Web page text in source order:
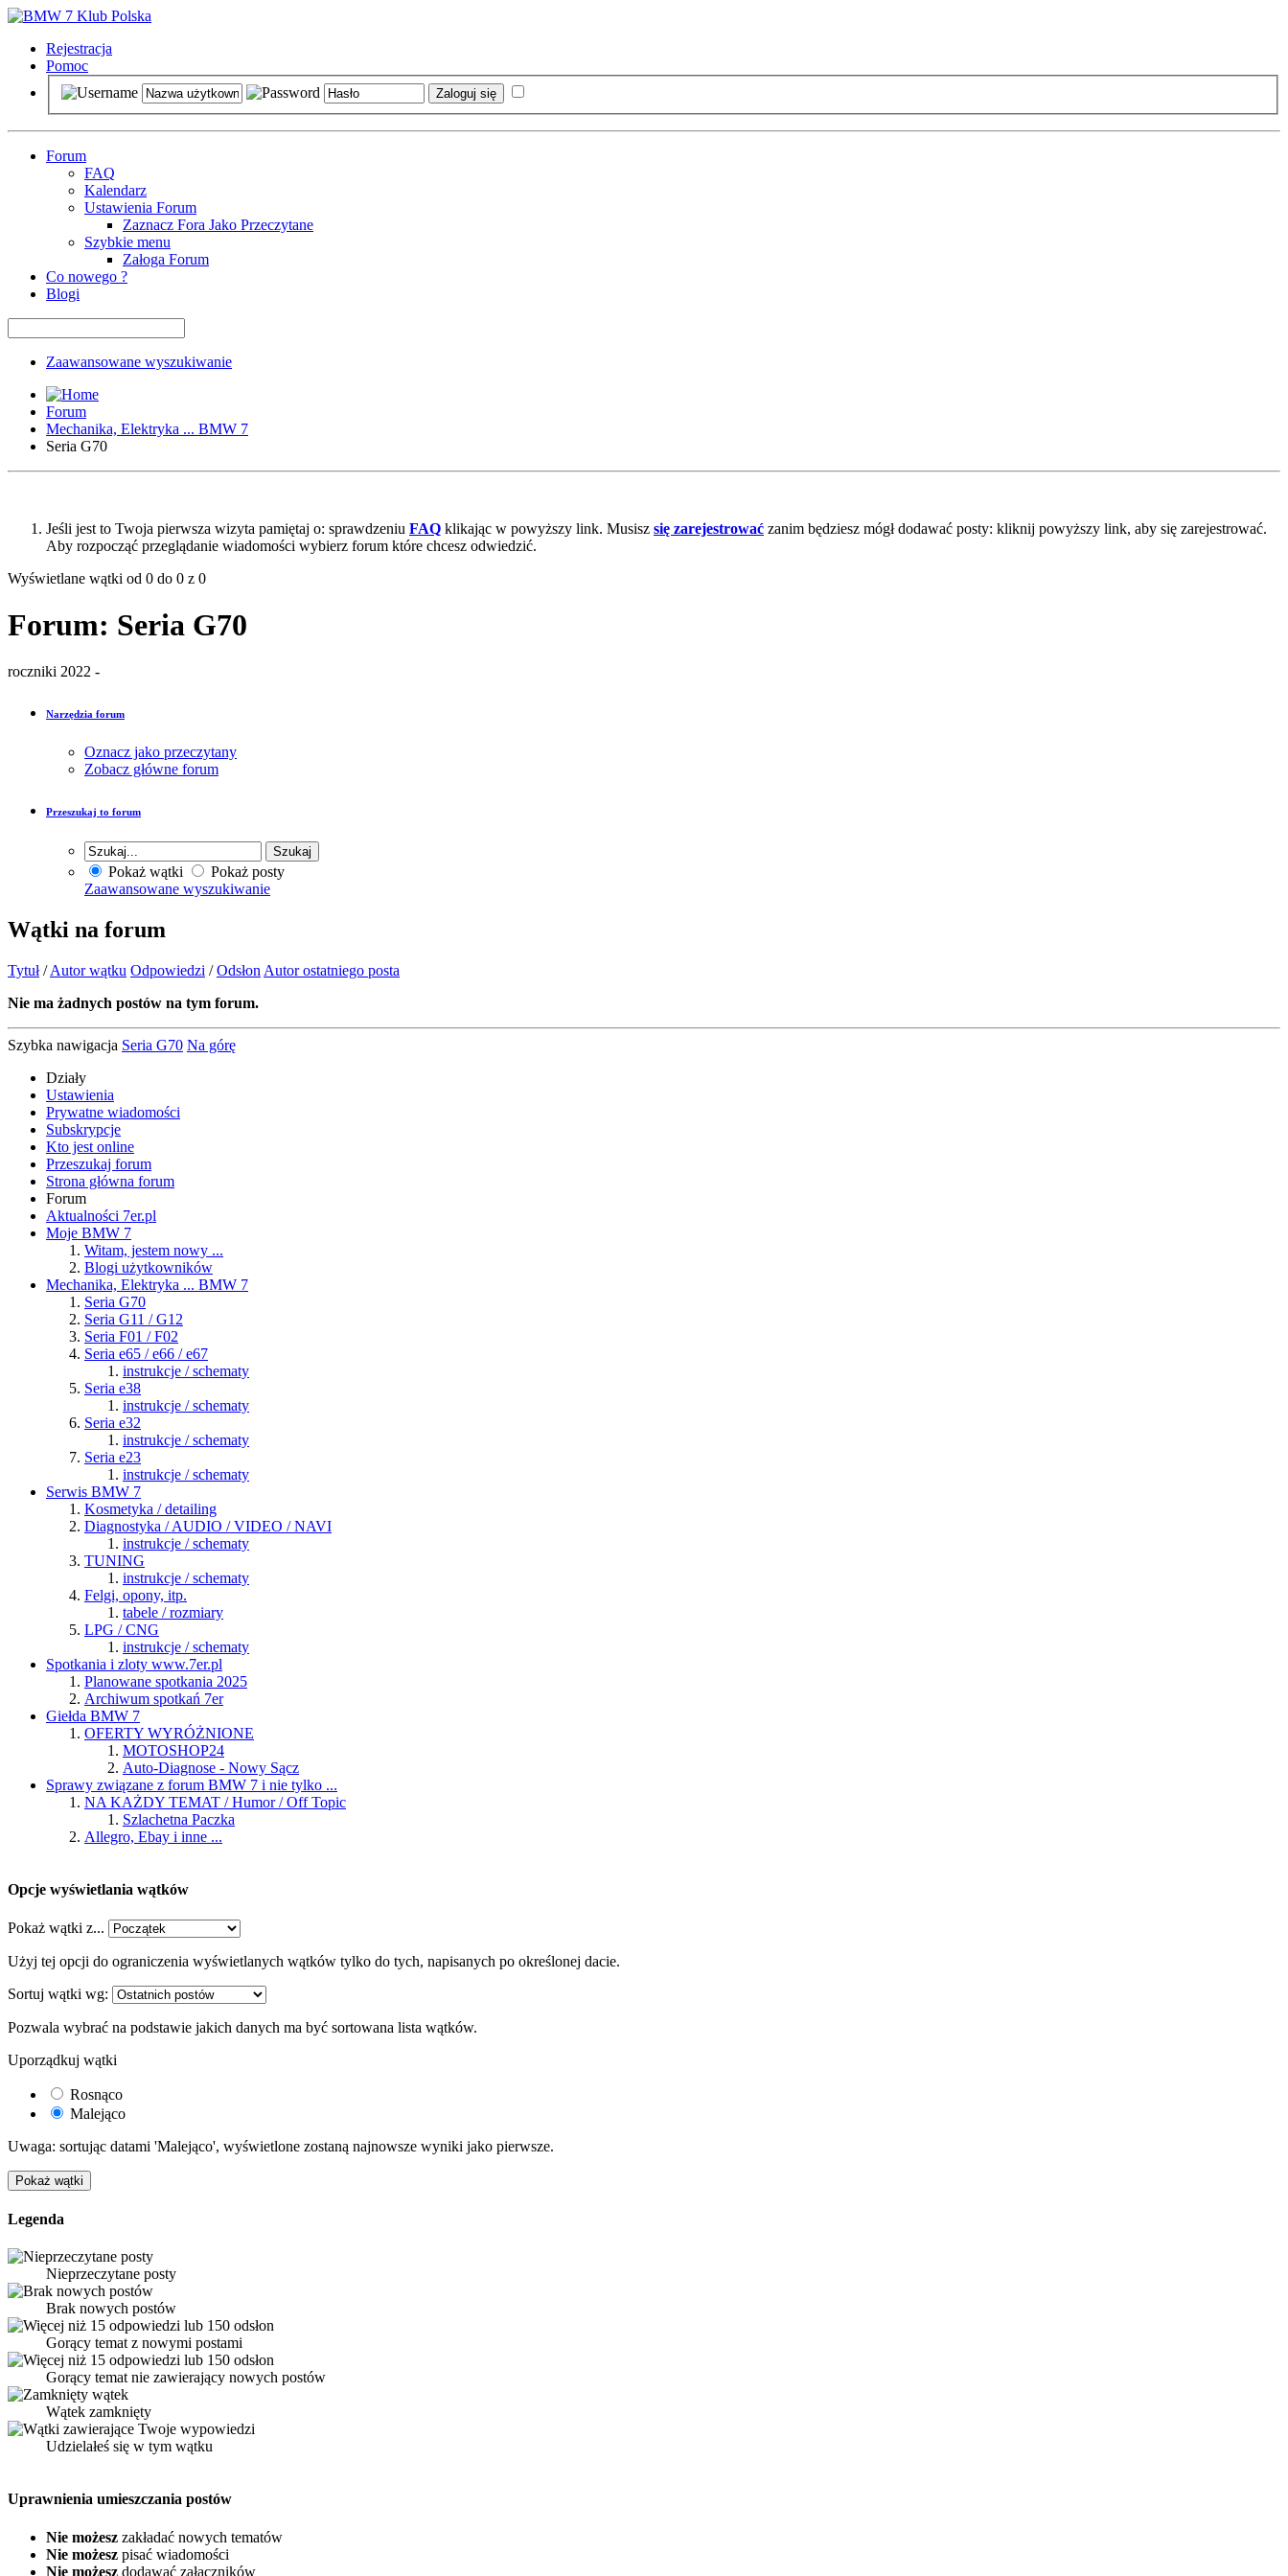
Rejestracja
Pomoc
Forum
FAQ
Kalendarz
Ustawienia Forum
Zaznacz Fora Jako Przeczytane
Szybkie menu
Załoga Forum
Co nowego ?
Blogi
Zaawansowane wyszukiwanie
Forum
Mechanika, Elektryka ... BMW 7
Seria G70
Jeśli jest to Twoja pierwsza wizyta pamiętaj o: sprawdzeniu FAQ klikając w powyższy link. Musisz się zarejestrować zanim będziesz mógł dodawać posty: kliknij powyższy link, aby się zarejestrować.
Aby rozpocząć przeglądanie wiadomości wybierz forum które chcesz odwiedzić.
Wyświetlane wątki od 0 do 0 z 0
Forum: Seria G70
roczniki 2022 -
Narzędzia forum
Oznacz jako przeczytany
Zobacz główne forum
Przeszukaj to forum
Pokaż wątki
Pokaż posty
Zaawansowane wyszukiwanie
Wątki na forum
Tytuł/Autor wątku Odpowiedzi /Odsłon Autor ostatniego posta
Nie ma żadnych postów na tym forum.
Szybka nawigacja Seria G70 Na górę
Działy
Ustawienia
Prywatne wiadomości
Subskrypcje
Kto jest online
Przeszukaj forum
Strona główna forum
Forum
Aktualności 7er.pl
Moje BMW 7
Witam, jestem nowy ...
Blogi użytkowników
Mechanika, Elektryka ... BMW 7
Seria G70
Seria G11 / G12
Seria F01 / F02
Seria e65 / e66 / e67
instrukcje / schematy
Seria e38
instrukcje / schematy
Seria e32
instrukcje / schematy
Seria e23
instrukcje / schematy
Serwis BMW 7
Kosmetyka / detailing
Diagnostyka / AUDIO / VIDEO / NAVI
instrukcje / schematy
TUNING
instrukcje / schematy
Felgi, opony, itp.
tabele / rozmiary
LPG / CNG
instrukcje / schematy
Spotkania i zloty www.7er.pl
Planowane spotkania 2025
Archiwum spotkań 7er
Giełda BMW 7
OFERTY WYRÓŻNIONE
MOTOSHOP24
Auto-Diagnose - Nowy Sącz
Sprawy związane z forum BMW 7 i nie tylko ...
NA KAŻDY TEMAT / Humor / Off Topic
Szlachetna Paczka
Allegro, Ebay i inne ...
Opcje wyświetlania wątków
Pokaż wątki z...
Użyj tej opcji do ograniczenia wyświetlanych wątków tylko do tych, napisanych po określonej dacie.
Sortuj wątki wg:
Pozwala wybrać na podstawie jakich danych ma być sortowana lista wątków.
Uporządkuj wątki
Rosnąco
Malejąco
Uwaga: sortując datami 'Malejąco', wyświetlone zostaną najnowsze wyniki jako pierwsze.
Legenda
Nieprzeczytane posty
Brak nowych postów
Gorący temat z nowymi postami
Gorący temat nie zawierający nowych postów
Wątek zamknięty
Udzielałeś się w tym wątku
Uprawnienia umieszczania postów
Nie możesz zakładać nowych tematów
Nie możesz pisać wiadomości
Nie możesz dodawać załączników